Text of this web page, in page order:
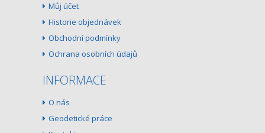
Můj účet
Historie objednávek
Obchodní podmínky
Ochrana osobních údajů
INFORMACE
O nás
Geodetické práce